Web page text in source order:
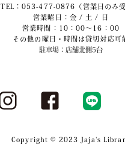
​TEL：053-477-0876（営業日のみ受
営業曜日：金 / 土 / 日
営業時間：10：00～16：00
その他の曜日・時間は貸切対応可
駐車場：店舗北側5台
Copyright © 2023 Jaja's